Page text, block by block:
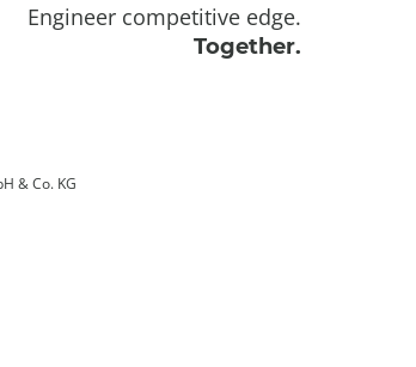
Engineer competitive edge.
Together.
& Co. KG